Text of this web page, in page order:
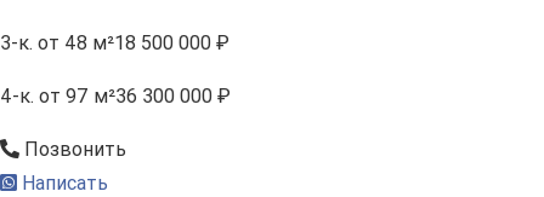
3-к. от 48 м²18 500 000 ₽
4-к. от 97 м²36 300 000 ₽
Позвонить
Написать